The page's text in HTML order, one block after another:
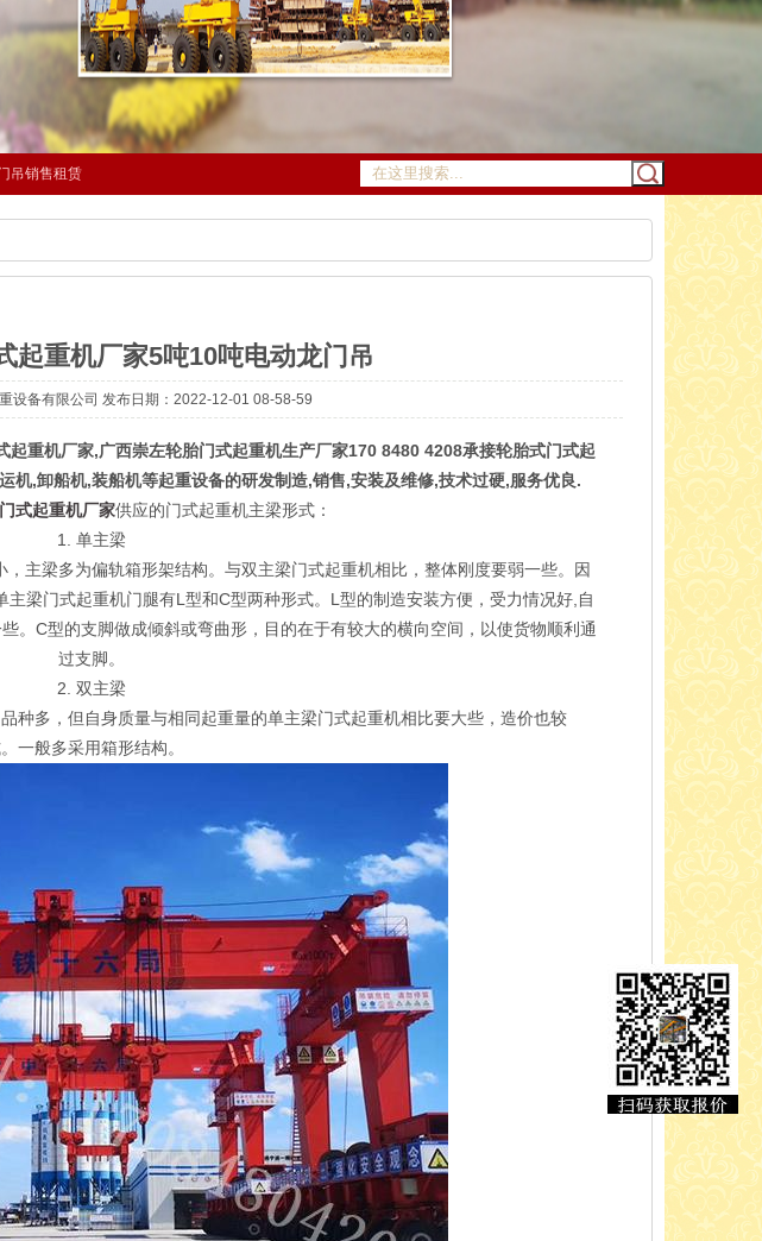
吊销售租赁
起重机厂家5吨10吨电动龙门吊
设备有限公司 发布日期：2022-12-01 08-58-59
重机厂家,广西崇左轮胎门式起重机生产厂家170 8480 4208承接轮胎式门式起
机,卸船机,装船机等起重设备的研发制造,销售,安装及维修,技术过硬,服务优良.
式起重机厂家供应的门式起重机主梁形式：
1. 单主梁
主梁多为偏轨箱形架结构。与双主梁门式起重机相比，整体刚度要弱一些。因
梁门式起重机门腿有L型和C型两种形式。L型的制造安装方便，受力情况好,自
。C型的支脚做成倾斜或弯曲形，目的在于有较大的横向空间，以使货物顺利通
过支脚。
2. 双主梁
种多，但自身质量与相同起重量的单主梁门式起重机相比要大些，造价也较
一般多采用箱形结构。